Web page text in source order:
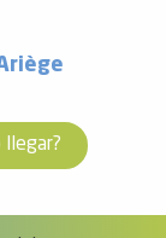
llegar?